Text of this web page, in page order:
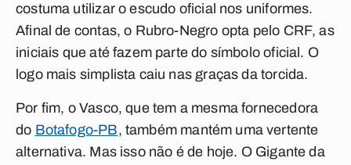
costuma utilizar o escudo oficial nos uniformes.
Afinal de contas, o Rubro-Negro opta pelo CRF, as
iniciais que até fazem parte do símbolo oficial. O
logo mais simplista caiu nas graças da torcida.
Por fim, o Vasco, que tem a mesma fornecedora
do Botafogo-PB, também mantém uma vertente
alternativa. Mas isso não é de hoje. O Gigante da